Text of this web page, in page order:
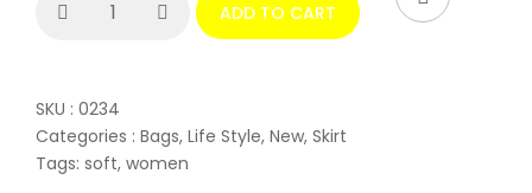
ADD TO CART
SKU : 0234
Categories : Bags, Life Style, New, Skirt
Tags: soft, women